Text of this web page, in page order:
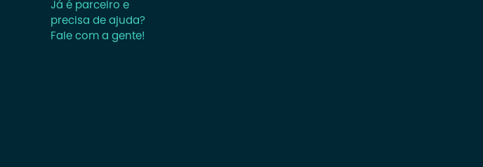
Já é parceiro e
precisa de ajuda?
Fale com a gente!